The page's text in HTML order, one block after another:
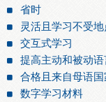
省时
灵活且学习不受
交互式学习
提高主动和被动
合格且来自母语
数字学习材料